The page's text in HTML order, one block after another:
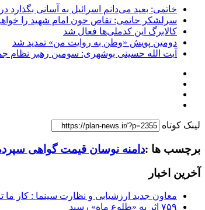
خاتمی: بعید می‌دانم اسرائیل به آسانی بگذارد
سرلشکر حاتمی: تقاص خون امام شهید را
کالابرگ این کدملی‌ها فعال شد
دومین پویش «وطن به روایت من» تمدید شد
آیت الله حسینی بوشهری: سومین رهبر نظام
لینک کوتاه
برچسب ها :دامنه نوسان قیمت گواهی
آخرین اخبار
معاون جدید ارزشیابی و نظارت سینما : کار
۷۵۹ اثر به «طلوع ماه» رسید